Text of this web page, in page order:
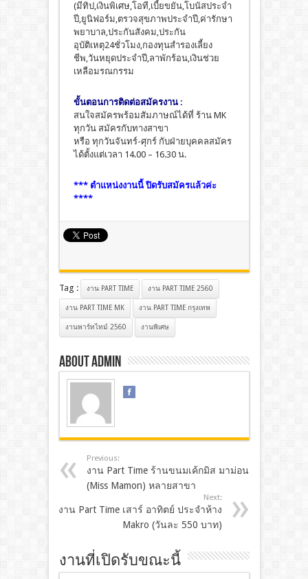
(มีทิป,เงินพิเศษ,โอที,เบี้ยขยัน,โบนัสประจำ
ปี,ยูนิฟอร์ม,ตรวจสุขภาพประจำปี,ค่ารักษา
พยาบาล,ประกันสังคม,ประกัน
อุบัติเหตุ24ชั่วโมง,กองทุนสำรองเลี้ยง
ชีพ,วันหยุดประจำปี,ลาพักร้อน,เงินช่วย
เหลือมรณกรรม
ขั้นตอนการติดต่อสมัครงาน :
สนใจสมัครพร้อมสัมภาษณ์ได้ที่ ร้าน MK
ทุกวัน สมัครกับทางสาขา
หรือ ทุกวันจันทร์-ศุกร์ กับฝ่ายบุคคลสมัคร
ได้ตั้งแต่เวลา 14.00 – 16.30 น.
*** ตำแหน่งงานนี้ ปิดรับสมัครแล้วค่ะ
****
Tag : งาน PART TIME งาน PART TIME 2560
งาน PART TIME MK งาน PART TIME กรุงเทพ
งานพาร์ทไทม์ 2560 งานพิเศษ
About admin
Previous:
งาน Part Time ร้านขนมเค้กมิส มาม่อน
(Miss Mamon) หลายสาขา
Next:
งาน Part Time เสาร์ อาทิตย์ ประจำห้าง
Makro (วันละ 550 บาท)
งานที่เปิดรับขณะนี้